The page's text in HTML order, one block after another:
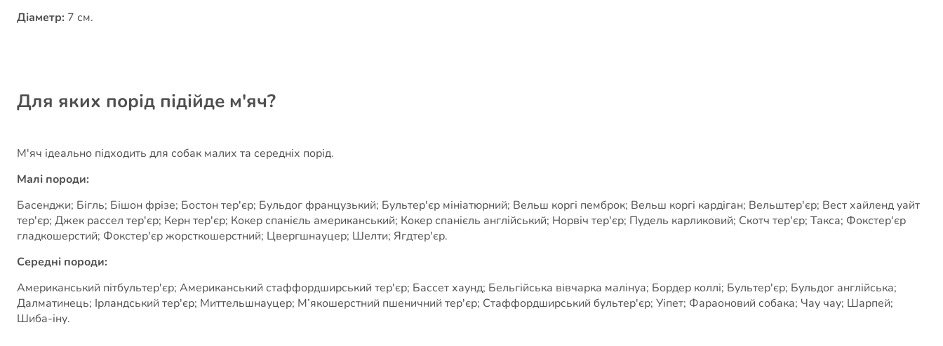
Діаметр: 7 см.
Для яких порід підійде м'яч?
М'яч ідеально підходить для собак малих та середніх порід.
Малі породи:
Басенджи; Бігль; Бішон фрізе; Бостон тер'єр; Бульдог французький; Бультер'єр мініатюрний; Вельш коргі пемброк; Вельш коргі кардіган; Вельштер'єр; Вест хайленд уайт
тер'єр; Джек рассел тер'єр; Керн тер'єр; Кокер спанієль американський; Кокер спанієль англійський; Норвіч тер'єр; Пудель карликовий; Скотч тер'єр; Такса; Фокстер'єр
гладкошерстий; Фокстер'єр жорсткошерстний; Цвергшнауцер; Шелти; Ягдтер'єр.
Середні породи:
Американський пітбультер'єр; Американський стаффордширський тер'єр; Бассет хаунд; Бельгійська вівчарка малінуа; Бордер коллі; Бультер'єр; Бульдог англійська;
Далматинець; Ірландський тер'єр; Миттельшнауцер; М’якошерстний пшеничний тер'єр; Стаффордширський бультер'єр; Уіпет; Фараоновий собака; Чау чау; Шарпей;
Шиба-іну.